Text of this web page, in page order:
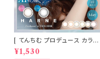
[ てんちむ プロデュース カラコ
ン ] HARNE (ハルネ) ワンデー
1day 10枚入り （当日発送） 1da
¥1,530